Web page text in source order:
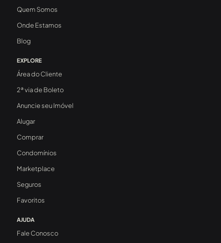
Quem Somos
Onde Estamos
Blog
EXPLORE
Área do Cliente
2ª via de Boleto
Anuncie seu Imóvel
Alugar
Comprar
Condomínios
Marketplace
Seguros
Favoritos
AJUDA
Fale Conosco